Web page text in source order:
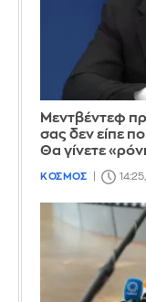
Μεντβέντεφ
σας δεν είπε
Θα γίνετε
ΚΟΣΜΟΣ